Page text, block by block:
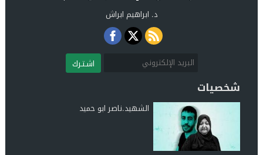
د. ابراهيم ابراش
اشـتـرك
شخصيات
الشهيد.ناصر ابو حميد